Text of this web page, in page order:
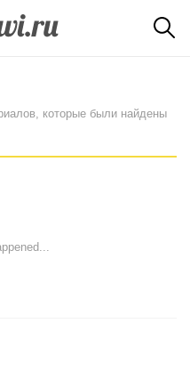
которые были найдены